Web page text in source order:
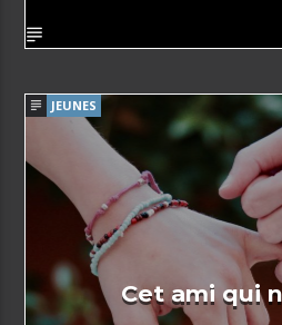
JEUNES
Cet ami qui